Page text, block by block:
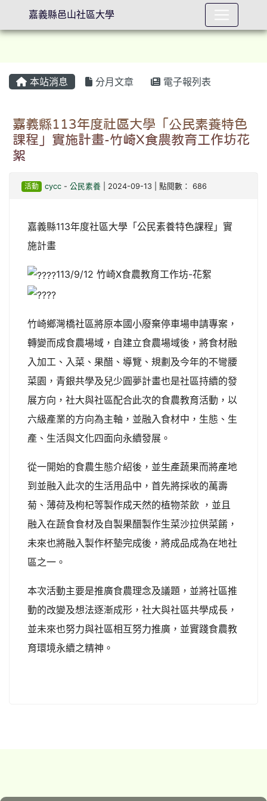
本站消息 分月文章 電子報列表
嘉義縣113年度社區大學「公民素養特色
課程」實施計畫-竹崎X食農教育工作坊花
絮
活動 cycc- 公民素養| 2024-09-13 | 點閱數： 686
嘉義縣113年度社區大學「公民素養特色課程」實
施計畫
113/9/12 竹崎X食農教育工作坊-花絮
竹崎鄉灣橋社區將原本國小廢棄停車場申請專案，
轉變而成食農場域，自建立食農場域後，將食材融
入加工、入菜、果醋、導覽、規劃及今年的不彎腰
菜園，青銀共學及兒少圓夢計畫也是社區持續的發
展方向，社大與社區配合此次的食農教育活動，以
六級產業的方向為主軸，並融入食材中，生態、生
產、生活與文化四面向永續發展。
從一開始的食農生態介紹後，並生產蔬果而將產地
到並融入此次的生活用品中，首先將採收的萬壽
菊、薄荷及枸杞等製作成天然的植物茶飲 ，並且
融入在蔬食食材及自製果醋製作生菜沙拉供菜餚，
未來也將融入製作杯墊完成後，將成品成為在地社
區之一。
本次活動主要是推廣食農理念及議題，並將社區推
動的改變及想法逐漸成形，社大與社區共學成長，
並未來也努力與社區相互努力推廣，並實踐食農教
育環境永續之精神。
嘉義縣邑山社區大學